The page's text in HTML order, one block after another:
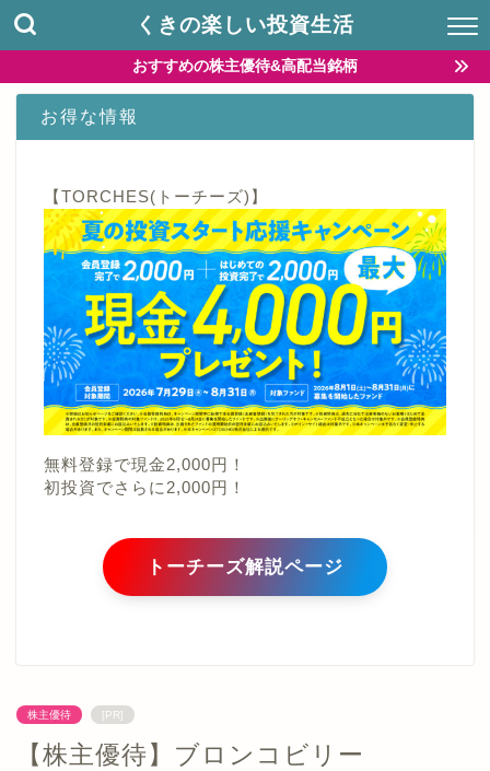
くきの楽しい投資生活
おすすめの株主優待&高配当銘柄
お得な情報
【TORCHES(トーチーズ)】
無料登録で現金2,000円！
初投資でさらに2,000円！
トーチーズ解説ページ
株主優待 [PR]
【株主優待】ブロンコビリー